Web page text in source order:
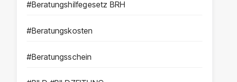
#Beratungshilfegesetz BRH
#Beratungskosten
#Beratungsschein